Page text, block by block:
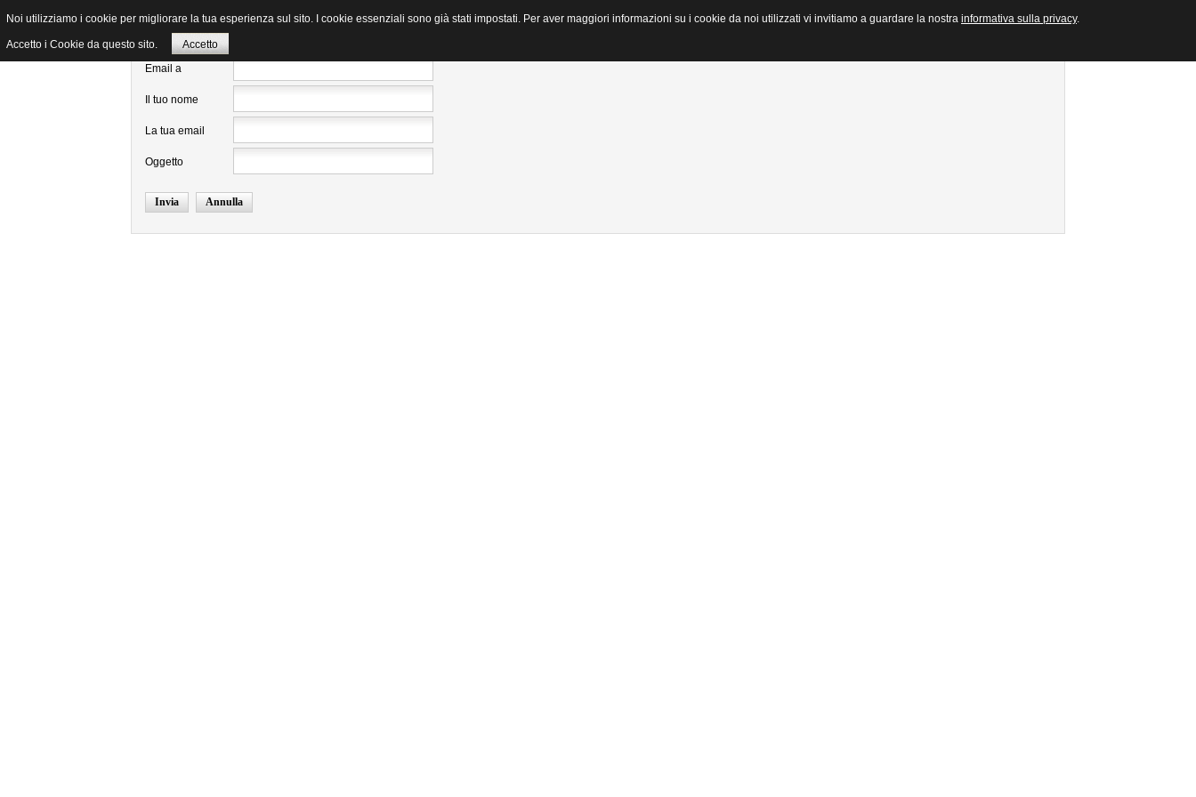
Invia ad un amico.
Email a
Il tuo nome
La tua email
Oggetto
Invia Annulla
Noi utilizziamo i cookie per migliorare la tua esperienza sul sito. I cookie essenziali sono già stati impostati. Per aver maggiori informazioni su i cookie da noi utilizzati vi invitiamo a guardare la nostra informativa sulla privacy.
Accetto i Cookie da questo sito. Accetto